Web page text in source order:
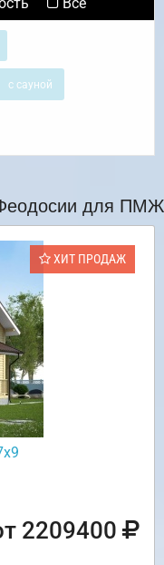
с сауной
для ПМЖ
ХИТ ПРОДАЖ
2209400